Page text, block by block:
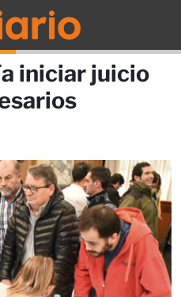
iniciar juicio